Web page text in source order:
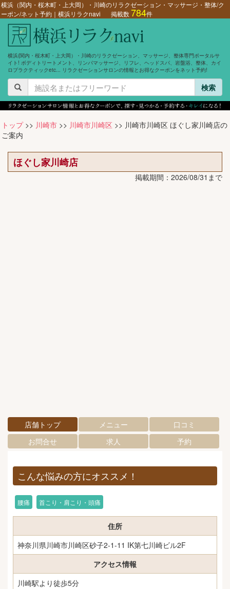
横浜（関内・桜木町・上大岡）・川崎のリラクゼーション・マッサージ・整体/ク
ーポン/ネット予約｜横浜リラクnavi
掲載数784件
横浜(関内・桜木町・上大岡）・川崎のリラクゼーション、マッサージ、整体専門ポータルサ
イト! ボディトリートメント、リンパマッサージ、リフレ、ヘッドスパ、岩盤浴、整体、カイ
ロプラクティックetc... リラクゼーションサロンの情報とお得なクーポンをネット予約!
検索
トップ>> 川崎市 >> 川崎市川崎区 >> 川崎市川崎区 ほぐし家川崎店の
ご案内
ほぐし家川崎店
掲載期間：2026/08/31まで
店舗トップ メニュー
口コミ
お問合せ
求人 予約
こんな悩みの方にオススメ！
腰痛 首こり・肩こり・頭痛
住所
神奈川県川崎市川崎区砂子2-1-11 IK第七川崎ビル2F
アクセス情報
川崎駅より徒歩5分